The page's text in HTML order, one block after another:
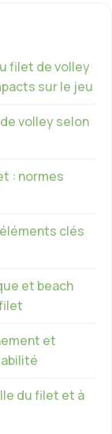
filet de volley
sur le jeu
volley selon
: normes
clés
et beach
et
du filet et à